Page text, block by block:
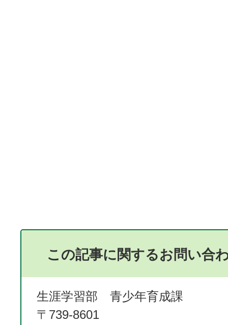
この記事に関するお問い合
生涯学習部 青少年育成課
〒739-8601